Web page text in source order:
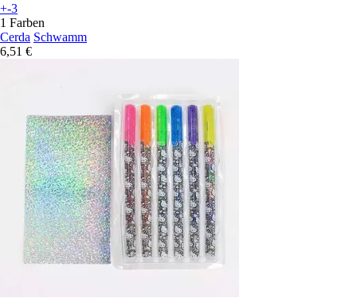
+-3
1 Farben
Cerda Schwamm
6,51 €